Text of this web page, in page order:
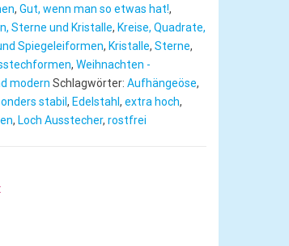
n
a
t
v
e
, Gut, wenn man so etwas hat!,
Sterne und Kristalle, Kreise, Quadrate,
Spiegeleiformen, Kristalle, Sterne,
, Weihnachten -
modern Schlagwörter: Aufhängeöse,
stabil , Edelstahl , extra hoch,
, Loch Ausstecher, rostfrei